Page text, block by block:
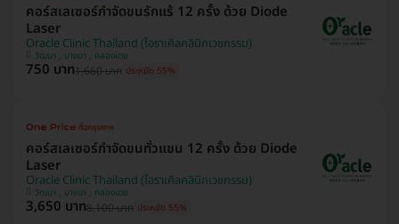
คอร์สเลเซอร์กำจัดขนรักแร้ 12 ครั้ง ด้วย Diode
Laser
Oracle Clinic Thailand (โอราเคิลคลินิกเวชกรรม)
วัฒนา , บางนา , คลองเตย
750 บาท1,660 บาท ประหยัด 55%
คอร์สเลเซอร์กำจัดขนทั่วแขน 12 ครั้ง ด้วย Diode
Laser
Oracle Clinic Thailand (โอราเคิลคลินิกเวชกรรม)
วัฒนา , บางนา , คลองเตย
3,650 บาท8,100 บาท ประหยัด 55%